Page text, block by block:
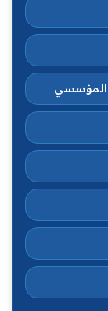
المؤسسي